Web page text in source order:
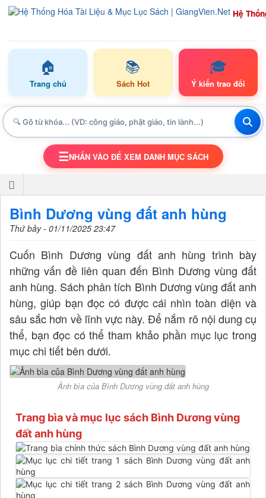
Hệ
🏠
Trang chủ
📚
Sách Hot
🎓
Ý kiến trao đổi
TOGGLE NAVIGATION
☰NHẤN VÀO ĐỂ XEM DANH MỤC SÁCH
Bình Dương vùng đất anh hùng
Thứ bảy - 01/11/2025 23:47
Cuốn Bình Dương vùng đất anh hùng trình bày
những vấn đề liên quan đến Bình Dương vùng đất
anh hùng. Sách phân tích Bình Dương vùng đất anh
hùng, giúp bạn đọc có được cái nhìn toàn diện và
sâu sắc hơn về lĩnh vực này. Để nắm rõ nội dung cụ
thể, bạn đọc có thể tham khảo phần mục lục trong
mục chi tiết bên dưới.
Ảnh bìa của Bình Dương vùng đất anh hùng
Trang bìa và mục lục sách Bình Dương vùng
đất anh hùng